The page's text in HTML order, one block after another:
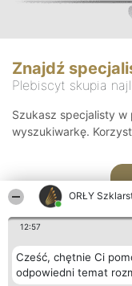
ORŁY
12:57
Cześć, chętnie Ci
odpowiedni temat
Znajdź
Plebiscyt skupia
Szukasz specjalisty w
wyszukiwarkę.